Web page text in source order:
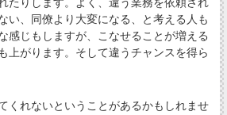
い、同僚より大変になる、と考える人も
感じもしますが、こなせることが増える
上がります。そして違うチャンスを得ら
くれないということがあるかもしれませ